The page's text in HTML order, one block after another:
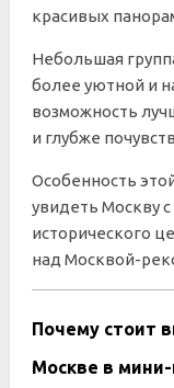
красивых
Небольшая
более уютной и
возможность
и глубже
Особенность
увидеть Москву
исторического
над Москвой-
Почему стоит
Москве в мини-